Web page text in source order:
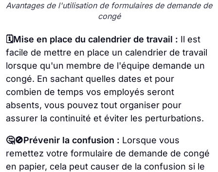
Avantages de l'utilisation de formulaires de demande de
congé
🗓️Mise en place du calendrier de travail : Il est
facile de mettre en place un calendrier de travail
lorsque qu'un membre de l'équipe demande un
congé. En sachant quelles dates et pour
combien de temps vos employés seront
absents, vous pouvez tout organiser pour
assurer la continuité et éviter les perturbations.
🤔🚫Prévenir la confusion : Lorsque vous
remettez votre formulaire de demande de congé
en papier, cela peut causer de la confusion si le